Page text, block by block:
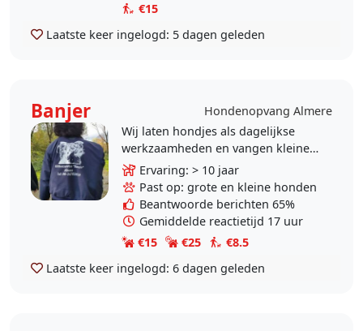
€15
Laatste keer ingelogd: 5 dagen geleden
Banjer
Hondenopvang Almere
Wij laten hondjes als dagelijkse
werkzaamheden en vangen kleine
honden op tijdens vakanties van de
baasjes mits er een klik is met onze
eigen hond.
Ervaring: > 10 jaar
Past op: grote en kleine honden
Beantwoorde berichten 65%
Gemiddelde reactietijd 17 uur
€15
€25
€8.5
Laatste keer ingelogd: 6 dagen geleden